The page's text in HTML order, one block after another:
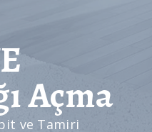
Açma
ve Tamiri